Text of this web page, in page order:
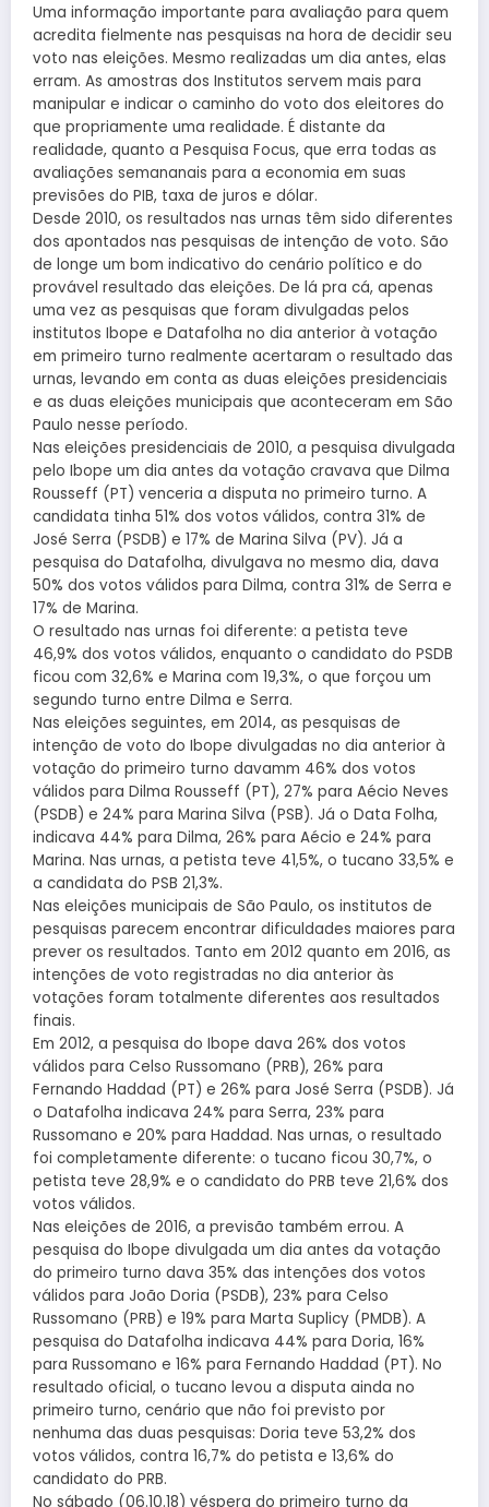
Uma informação importante para avaliação para quem
acredita fielmente nas pesquisas na hora de decidir seu
voto nas eleições. Mesmo realizadas um dia antes, elas
erram. As amostras dos Institutos servem mais para
manipular e indicar o caminho do voto dos eleitores do
que propriamente uma realidade. É distante da
realidade, quanto a Pesquisa Focus, que erra todas as
avaliações semananais para a economia em suas
previsões do PIB, taxa de juros e dólar.
Desde 2010, os resultados nas urnas têm sido diferentes
dos apontados nas pesquisas de intenção de voto. São
de longe um bom indicativo do cenário político e do
provável resultado das eleições. De lá pra cá, apenas
uma vez as pesquisas que foram divulgadas pelos
institutos Ibope e Datafolha no dia anterior à votação
em primeiro turno realmente acertaram o resultado das
urnas, levando em conta as duas eleições presidenciais
e as duas eleições municipais que aconteceram em São
Paulo nesse período.
Nas eleições presidenciais de 2010, a pesquisa divulgada
pelo Ibope um dia antes da votação cravava que Dilma
Rousseff (PT) venceria a disputa no primeiro turno. A
candidata tinha 51% dos votos válidos, contra 31% de
José Serra (PSDB) e 17% de Marina Silva (PV). Já a
pesquisa do Datafolha, divulgava no mesmo dia, dava
50% dos votos válidos para Dilma, contra 31% de Serra e
17% de Marina.
O resultado nas urnas foi diferente: a petista teve
46,9% dos votos válidos, enquanto o candidato do PSDB
ficou com 32,6% e Marina com 19,3%, o que forçou um
segundo turno entre Dilma e Serra.
Nas eleições seguintes, em 2014, as pesquisas de
intenção de voto do Ibope divulgadas no dia anterior à
votação do primeiro turno davamm 46% dos votos
válidos para Dilma Rousseff (PT), 27% para Aécio Neves
(PSDB) e 24% para Marina Silva (PSB). Já o Data Folha,
indicava 44% para Dilma, 26% para Aécio e 24% para
Marina. Nas urnas, a petista teve 41,5%, o tucano 33,5% e
a candidata do PSB 21,3%.
Nas eleições municipais de São Paulo, os institutos de
pesquisas parecem encontrar dificuldades maiores para
prever os resultados. Tanto em 2012 quanto em 2016, as
intenções de voto registradas no dia anterior às
votações foram totalmente diferentes aos resultados
finais.
Em 2012, a pesquisa do Ibope dava 26% dos votos
válidos para Celso Russomano (PRB), 26% para
Fernando Haddad (PT) e 26% para José Serra (PSDB). Já
o Datafolha indicava 24% para Serra, 23% para
Russomano e 20% para Haddad. Nas urnas, o resultado
foi completamente diferente: o tucano ficou 30,7%, o
petista teve 28,9% e o candidato do PRB teve 21,6% dos
votos válidos.
Nas eleições de 2016, a previsão também errou. A
pesquisa do Ibope divulgada um dia antes da votação
do primeiro turno dava 35% das intenções dos votos
válidos para João Doria (PSDB), 23% para Celso
Russomano (PRB) e 19% para Marta Suplicy (PMDB). A
pesquisa do Datafolha indicava 44% para Doria, 16%
para Russomano e 16% para Fernando Haddad (PT). No
resultado oficial, o tucano levou a disputa ainda no
primeiro turno, cenário que não foi previsto por
nenhuma das duas pesquisas: Doria teve 53,2% dos
votos válidos, contra 16,7% do petista e 13,6% do
candidato do PRB.
No sábado (06.10.18) véspera do primeiro turno da